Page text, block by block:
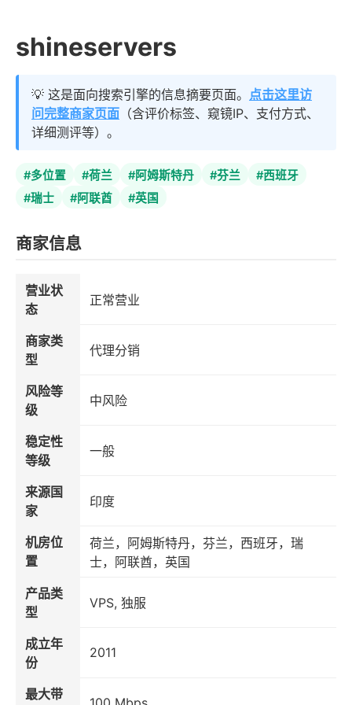
shineservers
💡 这是面向搜索引擎的信息摘要页面。 点击这里访
问完整商家页面 （含评价标签、窥镜IP、支付方式、
详细测评等）。
#多位置 #荷兰 #阿姆斯特丹 #芬兰
#西班牙
#瑞士
#阿联酋 #英国
商家信息
营业状
态
正常营业
商家类
型
代理分销
风险等
级
中风险
稳定性
等级
一般
来源国
家
印度
机房位
置
荷兰，阿姆斯特丹，芬兰，西班牙，瑞
士，阿联酋，英国
产品类
型
VPS, 独服
成立年
份
2011
最大带